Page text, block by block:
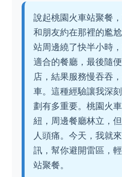
說起桃園火車站聚餐
和朋友約在那裡的尷
站周邊繞了快半小時
適合的餐廳，最後隨
店，結果服務慢吞吞
車。這種經驗讓我深
劃有多重要。桃園火
紐，周邊餐廳林立，
人頭痛。今天，我就
訊，幫你避開雷區，
站聚餐。